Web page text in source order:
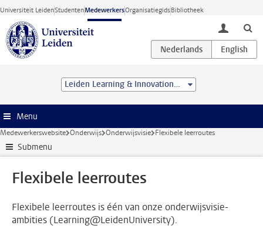
Ga direct naar de inhoud
Universiteit LeidenStudentenMedewerkersOrganisatiegidsBibliotheek
toggle
Leiden Learning & Innovation Centre
Menu
Medewerkerswebsite Onderwijs Onderwijsvisie Flexibele leerroutes
Submenu
Flexibele leerroutes
Flexibele leerroutes is één van onze onderwijsvisie-
ambities (Learning@LeidenUniversity).